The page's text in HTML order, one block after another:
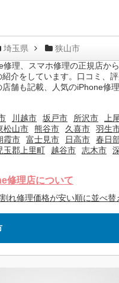
埼玉県
狭山市
修理、スマホ修理の正規店か
介をしています。口コミ、
舗も記載、人気のiPhone修
川越市 坂戸市 所沢市 上
松山市 熊谷市 久喜市 羽生
霞市 富士見市 日高市 春日
玉郡上里町 越谷市 志木市
修理店について
れ修理価格が安い順に並べ替